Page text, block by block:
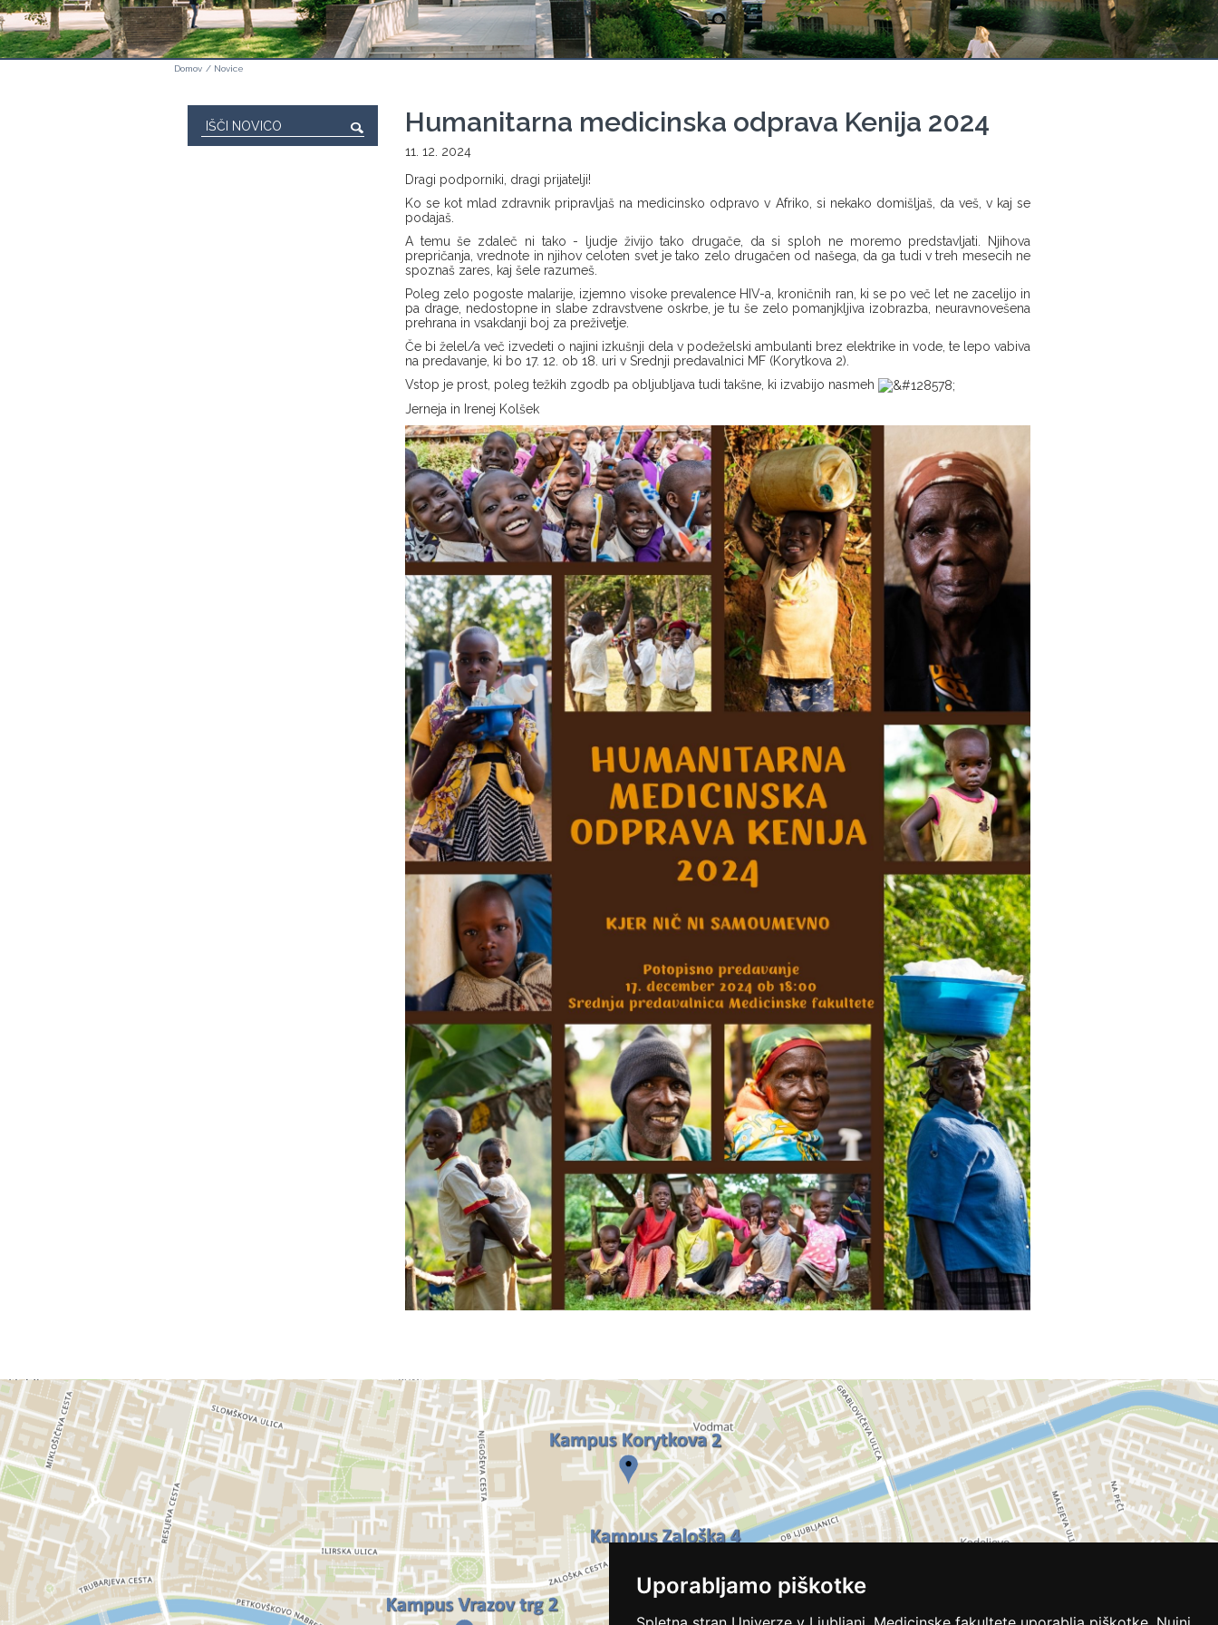
Uporabljamo piškotke
Domov / Novice
Humanitarna medicinska odprava Kenija 2024
11. 12. 2024
Dragi podporniki, dragi prijatelji!
Ko se kot mlad zdravnik pripravljaš na medicinsko odpravo v Afriko, si nekako domišljaš, da veš, v kaj se
podajaš.
A temu še zdaleč ni tako - ljudje živijo tako drugače, da si sploh ne moremo predstavljati. Njihova
prepričanja, vrednote in njihov celoten svet je tako zelo drugačen od našega, da ga tudi v treh mesecih ne
spoznaš zares, kaj šele razumeš.
Poleg zelo pogoste malarije, izjemno visoke prevalence HIV-a, kroničnih ran, ki se po več let ne zacelijo in
pa drage, nedostopne in slabe zdravstvene oskrbe, je tu še zelo pomanjkljiva izobrazba, neuravnovešena
prehrana in vsakdanji boj za preživetje.
Če bi želel/a več izvedeti o najini izkušnji dela v podeželski ambulanti brez elektrike in vode, te lepo vabiva
na predavanje, ki bo 17. 12. ob 18. uri v Srednji predavalnici MF (Korytkova 2).
Vstop je prost, poleg težkih zgodb pa obljubljava tudi takšne, ki izvabijo nasmeh
Jerneja in Irenej Kolšek